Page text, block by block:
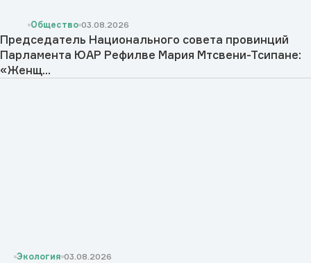
Общество 03.08.2026
Председатель Национального совета провинций
Парламента ЮАР Рефилве Мария Мтсвени-Тсипане:
«Женщ...
Экология 03.08.2026